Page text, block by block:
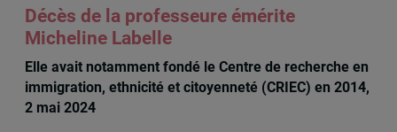
Décès de la professeure émérite
Micheline Labelle
Elle avait notamment fondé le Centre de recherche en
immigration, ethnicité et citoyenneté (CRIEC) en 2014,
2 mai 2024